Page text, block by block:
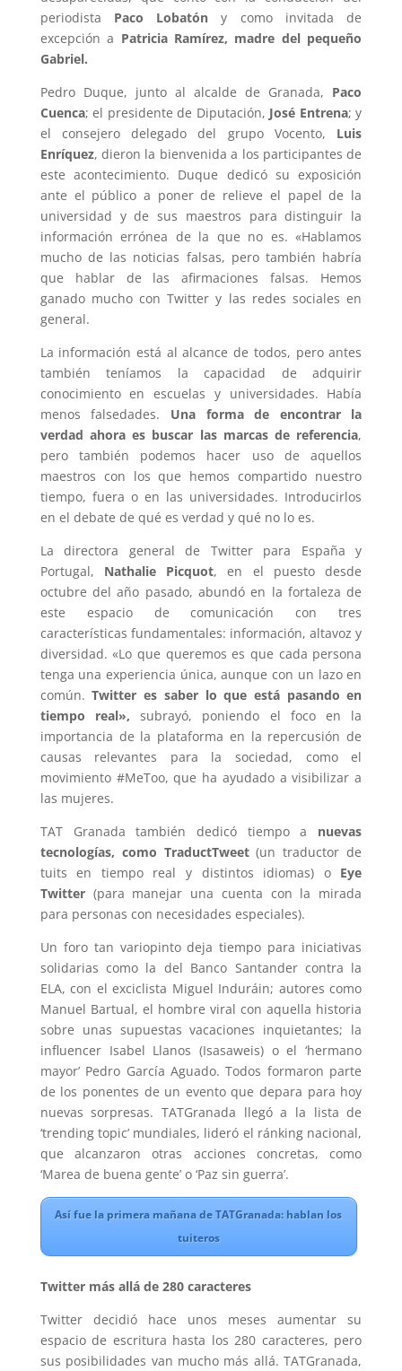
periodista Paco Lobatón y como invitada de
excepción a Patricia Ramírez, madre del pequeño
Gabriel.
Pedro Duque, junto al alcalde de Granada, Paco
Cuenca; el presidente de Diputación, José Entrena; y
el consejero delegado del grupo Vocento, Luis
Enríquez, dieron la bienvenida a los participantes de
este acontecimiento. Duque dedicó su exposición
ante el público a poner de relieve el papel de la
universidad y de sus maestros para distinguir la
información errónea de la que no es. «Hablamos
mucho de las noticias falsas, pero también habría
que hablar de las afirmaciones falsas. Hemos
ganado mucho con Twitter y las redes sociales en
general.
La información está al alcance de todos, pero antes
también teníamos la capacidad de adquirir
conocimiento en escuelas y universidades. Había
menos falsedades. Una forma de encontrar la
verdad ahora es buscar las marcas de referencia,
pero también podemos hacer uso de aquellos
maestros con los que hemos compartido nuestro
tiempo, fuera o en las universidades. Introducirlos
en el debate de qué es verdad y qué no lo es.
La directora general de Twitter para España y
Portugal, Nathalie Picquot, en el puesto desde
octubre del año pasado, abundó en la fortaleza de
este espacio de comunicación con tres
características fundamentales: información, altavoz y
diversidad. «Lo que queremos es que cada persona
tenga una experiencia única, aunque con un lazo en
común.Twitter es saber lo que está pasando en
tiempo real», subrayó, poniendo el foco en la
importancia de la plataforma en la repercusión de
causas relevantes para la sociedad, como el
movimiento #MeToo, que ha ayudado a visibilizar a
las mujeres.
TAT Granada también dedicó tiempo a nuevas
tecnologías, como TraductTweet(un traductor de
tuits en tiempo real y distintos idiomas) o Eye
Twitter(para manejar una cuenta con la mirada
para personas con necesidades especiales).
Un foro tan variopinto deja tiempo para iniciativas
solidarias como la del Banco Santander contra la
ELA, con el exciclista Miguel Induráin; autores como
Manuel Bartual, el hombre viral con aquella historia
sobre unas supuestas vacaciones inquietantes; la
influencer Isabel Llanos (Isasaweis) o el ‘hermano
mayor’ Pedro García Aguado. Todos formaron parte
de los ponentes de un evento que depara para hoy
nuevas sorpresas. TATGranada llegó a la lista de
‘trending topic’ mundiales, lideró el ránking nacional,
que alcanzaron otras acciones concretas, como
‘Marea de buena gente’ o ‘Paz sin guerra’.
Así fue la primera mañana de TATGranada: hablan los
tuiteros
Twitter más allá de 280 caracteres
Twitter decidió hace unos meses aumentar su
espacio de escritura hasta los 280 caracteres, pero
sus posibilidades van mucho más allá. TATGranada,